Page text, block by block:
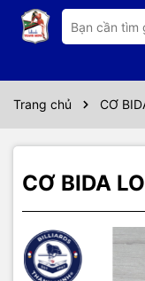
Trang chủ CƠ
CƠ BIDA
Thông số kỹ
ĐÁNH ĐƯỢC LIP VÀ 3
LƯỢNG 450G ĐẾN
TẶNG KÈM CHỤP REN